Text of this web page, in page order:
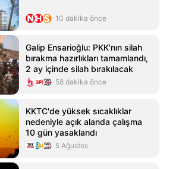
10 dakika önce
Galip Ensarioğlu: PKK'nın silah
bırakma hazırlıkları tamamlandı,
2 ay içinde silah bırakılacak
58 dakika önce
KKTC'de yüksek sıcaklıklar
nedeniyle açık alanda çalışma
10 gün yasaklandı
5 Ağustos